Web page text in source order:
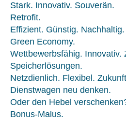
Stark. Innovativ. Souverän.
Retrofit.
Effizient. Günstig. Nachhaltig.
Green Economy.
Wettbewerbsfähig. Innovativ.
Speicherlösungen.
Netzdienlich. Flexibel.
Dienstwagen neu denken.
Oder den Hebel
Bonus-Malus.